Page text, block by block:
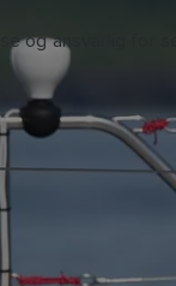
og ansvarlig for